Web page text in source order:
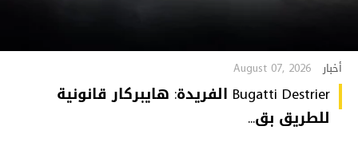
أخبار August 07, 2026
Bugatti Destrier الفريدة: هايبركار قانونية
للطريق بق...